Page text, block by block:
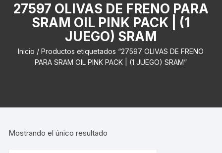
27597 OLIVAS DE FRENO PARA
SRAM OIL PINK PACK | (1
JUEGO) SRAM
Inicio / Productos etiquetados “27597 OLIVAS DE FRENO
PARA SRAM OIL PINK PACK | (1 JUEGO) SRAM”
Mostrando el único resultado